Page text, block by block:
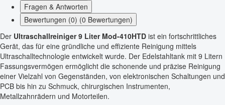
Fragen & Antworten
Bewertungen (0) (0 Bewertungen)
Der Ultraschallreiniger 9 Liter Mod-410HTD ist ein fortschrittliches
Gerät, das für eine gründliche und effiziente Reinigung mittels
Ultraschalltechnologie entwickelt wurde. Der Edelstahltank mit 9 Litern
Fassungsvermögen ermöglicht die schonende und präzise Reinigung
einer Vielzahl von Gegenständen, von elektronischen Schaltungen und
PCB bis hin zu Schmuck, chirurgischen Instrumenten,
Metallzahnrädern und Motorteilen.